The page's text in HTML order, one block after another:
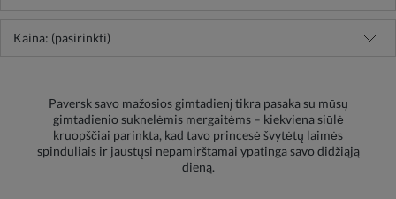
Kaina: (pasirinkti)
Paversk savo mažosios gimtadienį tikra pasaka su mūsų
gimtadienio suknelėmis mergaitėms – kiekviena siūlė
kruopščiai parinkta, kad tavo princesė švytėtų laimės
spinduliais ir jaustųsi nepamirštamai ypatinga savo didžiąją
dieną.